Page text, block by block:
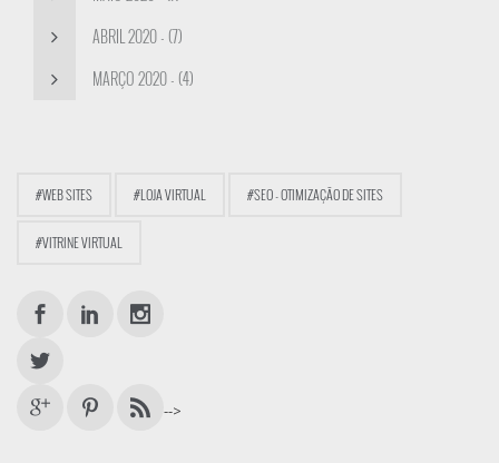
ABRIL 2020 - (7)
MARÇO 2020 - (4)
#WEB SITES #LOJA VIRTUAL #SEO - OTIMIZAÇÃO DE SITES
#VITRINE VIRTUAL
-->